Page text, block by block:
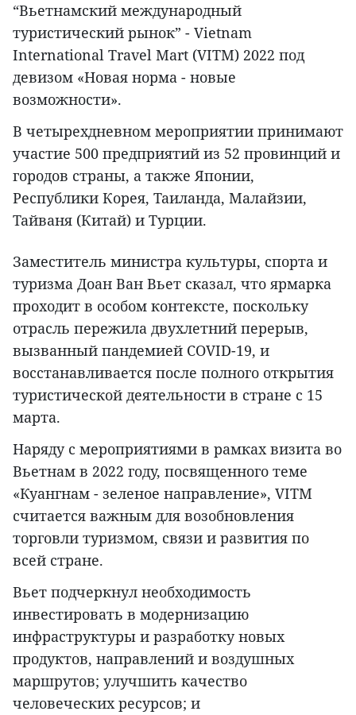
“Вьетнамский международный
туристический рынок” - Vietnam
International Travel Mart (VITM) 2022 под
девизом «Новая норма - новые
возможности».
В четырехдневном мероприятии принимают
участие 500 предприятий из 52 провинций и
городов страны, а также Японии,
Республики Корея, Таиланда, Малайзии,
Тайваня (Китай) и Турции.
Заместитель министра культуры, спорта и
туризма Доан Ван Вьет сказал, что ярмарка
проходит в особом контексте, поскольку
отрасль пережила двухлетний перерыв,
вызванный пандемией COVID-19, и
восстанавливается после полного открытия
туристической деятельности в стране с 15
марта.
Наряду с мероприятиями в рамках визита во
Вьетнам в 2022 году, посвященного теме
«Куангнам - зеленое направление», VITM
считается важным для возобновления
торговли туризмом, связи и развития по
всей стране.
Вьет подчеркнул необходимость
инвестировать в модернизацию
инфраструктуры и разработку новых
продуктов, направлений и воздушных
маршрутов; улучшить качество
человеческих ресурсов; и